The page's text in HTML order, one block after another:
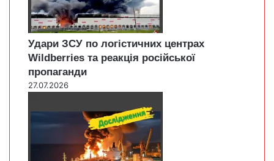
Удари ЗСУ по логістичних центрах
Wildberries та реакція російської
пропаганди
27.07.2026